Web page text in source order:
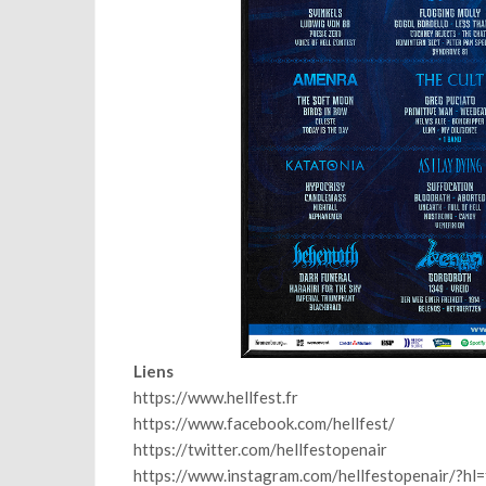
Liens
https://www.hellfest.fr
https://www.facebook.com/hellfest/
https://twitter.com/hellfestopenair
https://www.instagram.com/hellfestopenair/